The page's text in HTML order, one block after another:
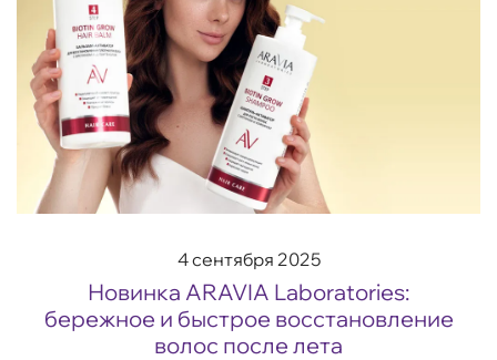
4 сентября 2025
Новинка ARAVIA Laboratories:
бережное и быстрое восстановление
волос после лета